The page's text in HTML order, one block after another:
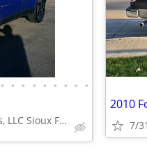
• • • • • • • • •
T & L Auto Sales, LLC Sioux Falls 7/31